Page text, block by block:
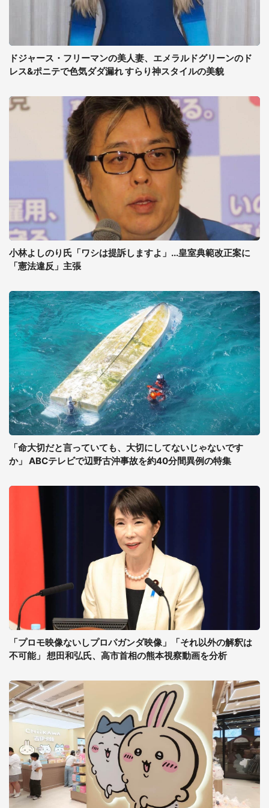
ドジャース・フリーマンの美人妻、エメラルドグリーンのド
レス&ポニテで色気ダダ漏れ すらり神スタイルの美貌
小林よしのり氏「ワシは提訴しますよ」...皇室典範改正案に
「憲法違反」主張
「命大切だと言っていても、大切にしてないじゃないです
か」 ABCテレビで辺野古沖事故を約40分間異例の特集
「プロモ映像ないしプロパガンダ映像」「それ以外の解釈は
不可能」 想田和弘氏、高市首相の熊本視察動画を分析